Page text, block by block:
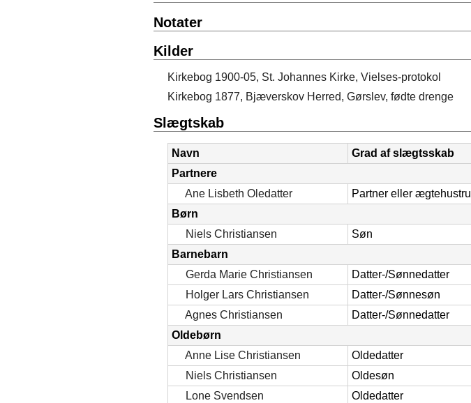
Notater
Kilder
Kirkebog 1900-05, St. Johannes Kirke, Vielses-protokol
Kirkebog 1877, Bjæverskov Herred, Gørslev, fødte drenge
Slægtskab
Navn Grad af slægtsskab
Partnere
Ane Lisbeth Oledatter
Partner eller ægtehustru
Børn
Niels Christiansen
Søn
Barnebarn
Gerda Marie Christiansen
Datter-/Sønnedatter
Holger Lars Christiansen
Datter-/Sønnesøn
Agnes Christiansen
Datter-/Sønnedatter
Oldebørn
Anne Lise Christiansen
Oldedatter
Niels Christiansen
Oldesøn
Lone Svendsen
Oldedatter